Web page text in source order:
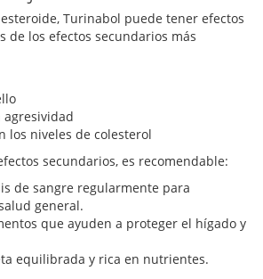
Turinabol puede tener efectos
de los efectos secundarios más
los niveles de colesterol
secundarios, es recomendable:
de sangre regularmente para
general.
que ayuden a proteger el hígado y
equilibrada y rica en nutrientes.